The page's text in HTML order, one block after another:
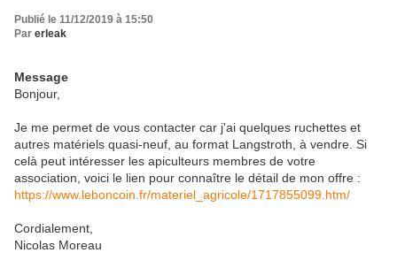
Publié le 11/12/2019 à 15:50
Par erleak
Message
Bonjour,
Je me permet de vous contacter car j'ai quelques ruchettes et
autres matériels quasi-neuf, au format Langstroth, à vendre. Si
celà peut intéresser les apiculteurs membres de votre
association, voici le lien pour connaître le détail de mon offre :
https://www.leboncoin.fr/materiel_agricole/1717855099.htm/
Cordialement,
Nicolas Moreau